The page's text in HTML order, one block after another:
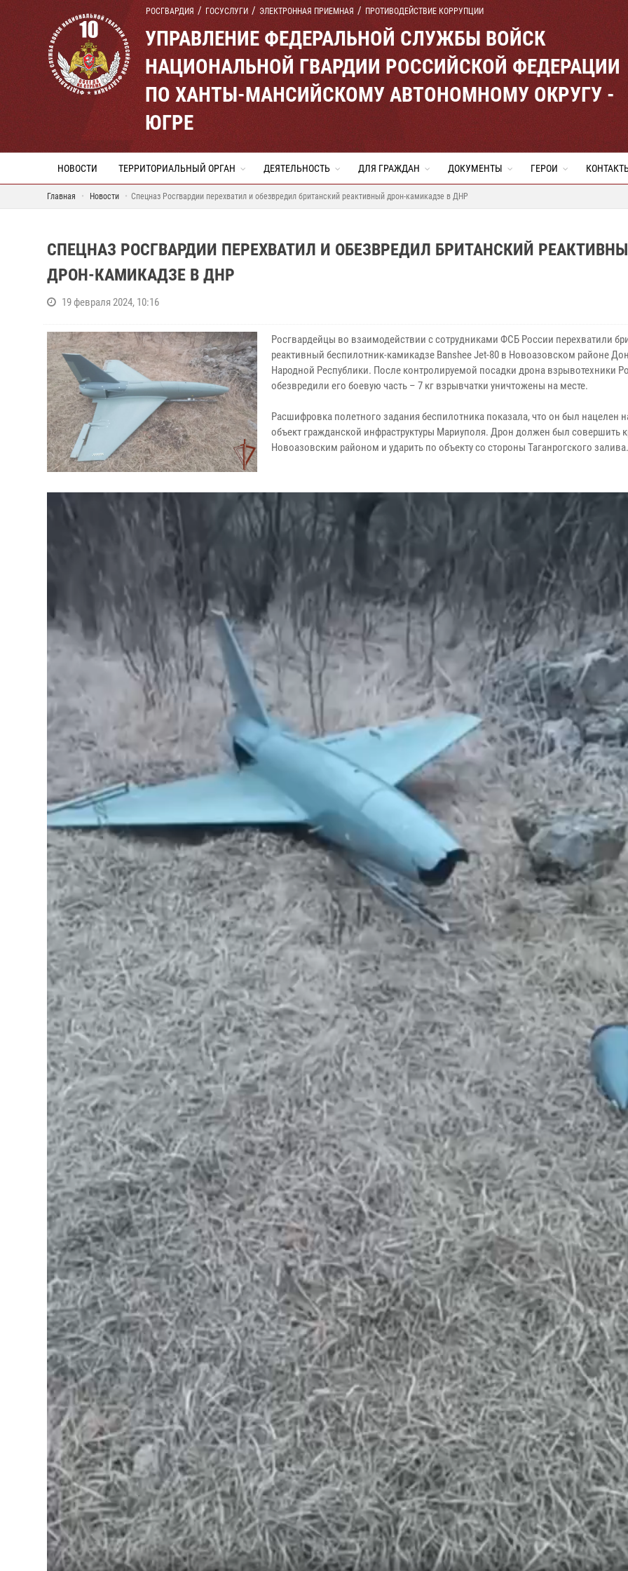
РОСГВАРДИЯ ГОСУСЛУГИ ЭЛЕКТРОННАЯ ПРИЕМНАЯ ПРОТИВОДЕЙСТВИЕ КОРРУПЦИИ
УПРАВЛЕНИЕ ФЕДЕРАЛЬНОЙ СЛУЖБЫ ВОЙСК
НАЦИОНАЛЬНОЙ ГВАРДИИ РОССИЙСКОЙ ФЕДЕРАЦИИ
ПО ХАНТЫ-МАНСИЙСКОМУ АВТОНОМНОМУ ОКРУГУ -
ЮГРЕ
НОВОСТИ ТЕРРИТОРИАЛЬНЫЙ ОРГАН ДЕЯТЕЛЬНОСТЬ ДЛЯ ГРАЖДАН ДОКУМЕНТЫ ГЕРОИ
Главная Новости Спецназ Росгвардии перехватил и обезвредил британский реактивный дрон-камикадзе в ДНР
СПЕЦНАЗ РОСГВАРДИИ ПЕРЕХВАТИЛ И ОБЕЗВРЕДИЛ БРИТАНСКИЙ
ДРОН-КАМИКАДЗЕ В ДНР
19 февраля 2024, 10:16
Росгвардейцы во взаимодействии с сотрудниками ФСБ России перехватили
реактивный беспилотник-камикадзе Banshee Jet-80 в Новоазовском районе
Народной Республики. После контролируемой посадки дрона взрывотехники
обезвредили его боевую часть – 7 кг взрывчатки уничтожены на месте.
Расшифровка полетного задания беспилотника показала, что он был нацелен
объект гражданской инфраструктуры Мариуполя. Дрон должен был совершить
Новоазовским районом и ударить по объекту со стороны Таганрогского залива.